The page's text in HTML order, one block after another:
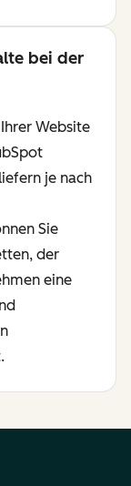
bei der
Website
je nach
Sie
der
eine